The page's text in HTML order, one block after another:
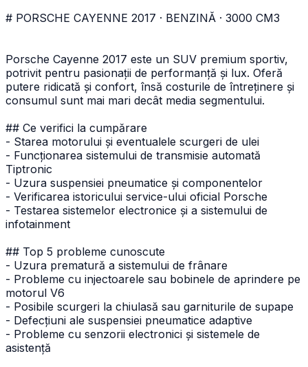
# PORSCHE CAYENNE 2017 · BENZINĂ · 3000 CM3
Porsche Cayenne 2017 este un SUV premium sportiv,
potrivit pentru pasionații de performanță și lux. Oferă
putere ridicată și confort, însă costurile de întreținere și
consumul sunt mai mari decât media segmentului.
## Ce verifici la cumpărare
- Starea motorului și eventualele scurgeri de ulei
- Funcționarea sistemului de transmisie automată
Tiptronic
- Uzura suspensiei pneumatice și componentelor
- Verificarea istoricului service-ului oficial Porsche
- Testarea sistemelor electronice și a sistemului de
infotainment
## Top 5 probleme cunoscute
- Uzura prematură a sistemului de frânare
- Probleme cu injectoarele sau bobinele de aprindere pe
motorul V6
- Posibile scurgeri la chiulasă sau garniturile de supape
- Defecțiuni ale suspensiei pneumatice adaptive
- Probleme cu senzorii electronici și sistemele de
asistență